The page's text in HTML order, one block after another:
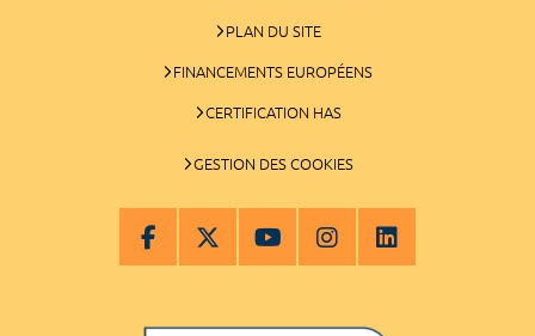
PLAN DU SITE
FINANCEMENTS EUROPÉENS
CERTIFICATION HAS
GESTION DES COOKIES